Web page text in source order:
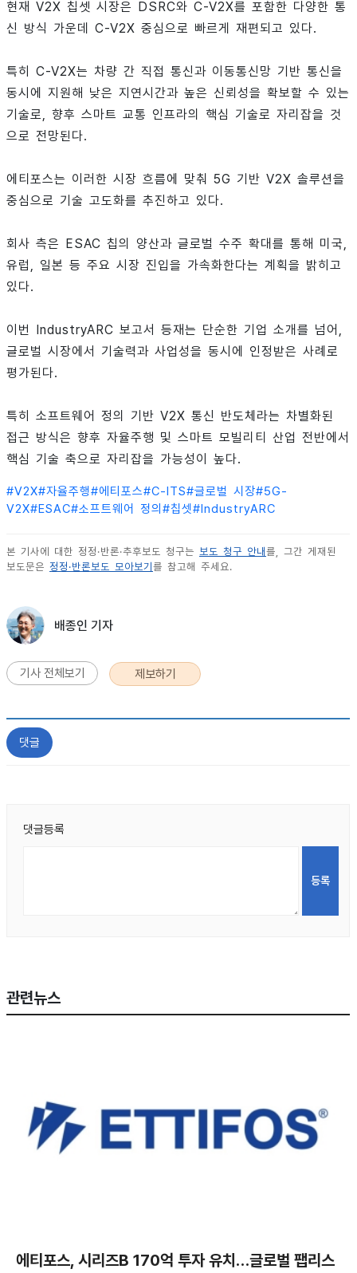
현재 V2X 칩셋 시장은 DSRC와 C-V2X를 포함한 다양한 통
신 방식 가운데 C-V2X 중심으로 빠르게 재편되고 있다.
특히 C-V2X는 차량 간 직접 통신과 이동통신망 기반 통신을
동시에 지원해 낮은 지연시간과 높은 신뢰성을 확보할 수 있는
기술로, 향후 스마트 교통 인프라의 핵심 기술로 자리잡을 것
으로 전망된다.
에티포스는 이러한 시장 흐름에 맞춰 5G 기반 V2X 솔루션을
중심으로 기술 고도화를 추진하고 있다.
회사 측은 ESAC 칩의 양산과 글로벌 수주 확대를 통해 미국,
유럽, 일본 등 주요 시장 진입을 가속화한다는 계획을 밝히고
있다.
이번 IndustryARC 보고서 등재는 단순한 기업 소개를 넘어,
글로벌 시장에서 기술력과 사업성을 동시에 인정받은 사례로
평가된다.
특히 소프트웨어 정의 기반 V2X 통신 반도체라는 차별화된
접근 방식은 향후 자율주행 및 스마트 모빌리티 산업 전반에서
핵심 기술 축으로 자리잡을 가능성이 높다.
#V2X#자율주행#에티포스#C-ITS#글로벌 시장#5G-
V2X#ESAC#소프트웨어 정의 #칩셋#IndustryARC
본 기사에 대한 정정·반론·추후보도 청구는 보도 청구 안내 를, 그간 게재된
보도문은 정정·반론보도 모아보기 를 참고해 주세요.
배종인 기자
기사 전체보기 제보하기
댓글
댓글등록
관련뉴스
에티포스, 시리즈B 170억 투자 유치…글로벌 팹리스